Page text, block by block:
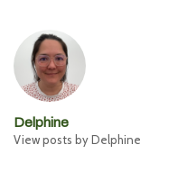
Delphine
View posts by Delphine